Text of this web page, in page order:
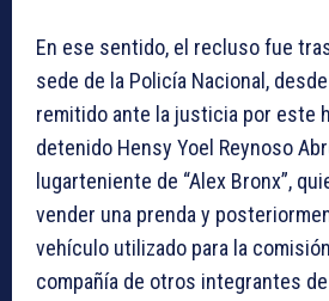
En ese sentido, el recluso fue
sede de la Policía Nacional,
remitido ante la justicia por este
detenido Hensy Yoel Reynoso
lugarteniente de “Alex Bronx”,
vender una prenda y
vehículo utilizado para la
compañía de otros integrantes de